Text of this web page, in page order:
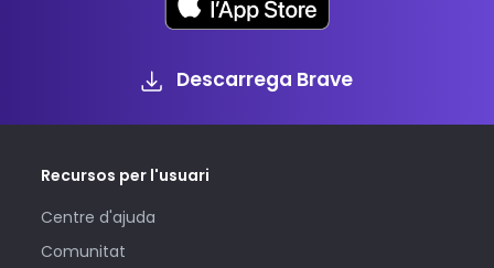
Descarrega Brave
Recursos per l'usuari
Centre d'ajuda
Comunitat